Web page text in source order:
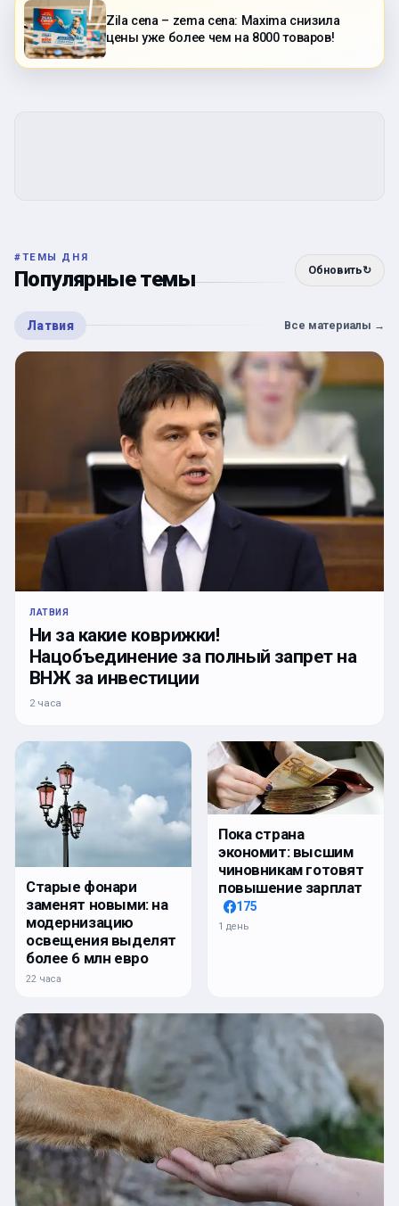
Zila cena – zema cena: Maxima снизила
цены уже более чем на 8000 товаров!
#ТЕМЫ ДНЯ
Популярные темы Обновить↻
Латвия Все материалы →
ЛАТВИЯ
Ни за какие коврижки!
Нацобъединение за полный запрет на
ВНЖ за инвестиции
2 часа
Старые фонари
заменят новыми: на
модернизацию
освещения выделят
более 6 млн евро
22 часа
Пока страна
экономит: высшим
чиновникам готовят
повышение зарплат
175
1 день